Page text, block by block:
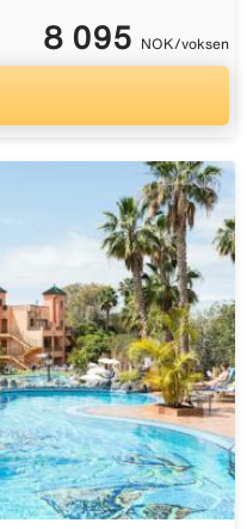
8 095 NOK/voksen